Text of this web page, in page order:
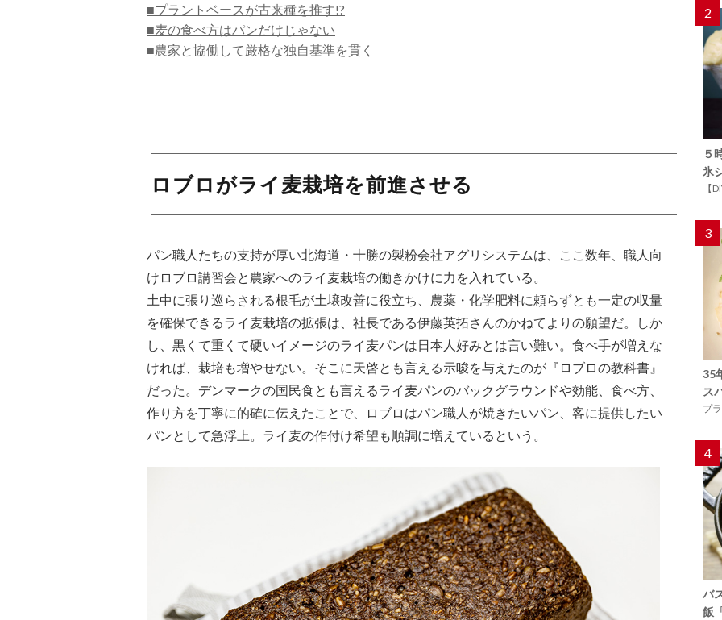
■プラントベースが古来種を推す!?
■麦の食べ方はパンだけじゃない
■農家と協働して厳格な独自基準を貫く
ロブロがライ麦栽培を前進させる
パン職人たちの支持が厚い北海道・十勝の製粉会社アグリシステムは、ここ数年、職人向
けロブロ講習会と農家へのライ麦栽培の働きかけに力を入れている。
土中に張り巡らされる根毛が土壌改善に役立ち、農薬・化学肥料に頼らずとも一定の収量
を確保できるライ麦栽培の拡張は、社長である伊藤英拓さんのかねてよりの願望だ。しか
し、黒くて重くて硬いイメージのライ麦パンは日本人好みとは言い難い。食べ手が増えな
ければ、栽培も増やせない。そこに天啓とも言える示唆を与えたのが『ロブロの教科書』
だった。デンマークの国民食とも言えるライ麦パンのバックグラウンドや効能、食べ方、
作り方を丁寧に的確に伝えたことで、ロブロはパン職人が焼きたいパン、客に提供したい
パンとして急浮上。ライ麦の作付け希望も順調に増えているという。
2
５
氷
【
3
35
ス
プ
4
バ
飯